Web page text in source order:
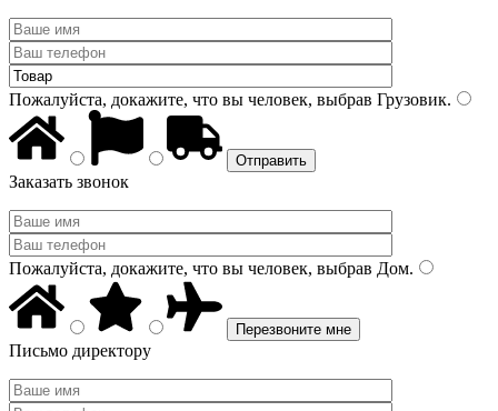
Пожалуйста, докажите, что вы человек, выбрав Грузовик.
Заказать звонок
Пожалуйста, докажите, что вы человек, выбрав Дом.
Письмо директору